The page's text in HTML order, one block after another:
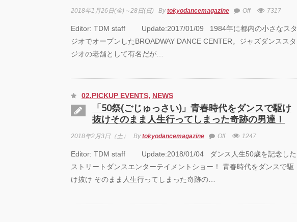
2018年1月26日(金)～28日(日) Bytokyodancemagazine Off 7317
Editor: TDM staff Update:2017/01/09 1984年に都内の小さなスタ
ジオでオープンしたBROADWAY DANCE CENTER。ジャズダンススタ
ジオの老舗として有名だが…
02.PICKUP EVENTS, NEWS
「50祭(ごじゅっさい)」青春時代をダンスで駆け
抜けそのまま人生行ってしまった奇跡の男達！
2018年2月3日（土） Bytokyodancemagazine Off 1247
Editor: TDM staff Update:2018/01/04 ダンス人生50歳を記念した
ストリートダンスエンターテイメントショー！ 青春時代をダンスで駆
け抜け そのまま人生行ってしまった奇跡の…